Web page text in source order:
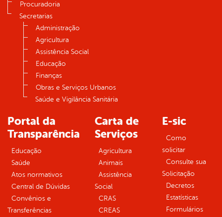
Procuradoria
Secretarias
Administração
Agricultura
Assistência Social
Educação
Finanças
Obras e Serviços Urbanos
Saúde e Vigilância Sanitária
Portal da
Transparência
Educação
Saúde
Atos normativos
Central de Dúvidas
Convênios e
Transferências
Carta de
Serviços
Agricultura
Animais
Assistência
Social
CRAS
CREAS
E-sic
Como
solicitar
Consulte sua
Solicitação
Decretos
Estatísticas
Formulários